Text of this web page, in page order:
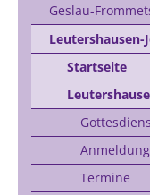
Geslau-
Leutershausen-
Startseite
Termine